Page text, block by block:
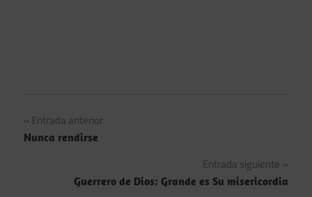
Navegación
de
entradas
Entrada anterior
Nunca rendirse
Entrada siguiente
Guerrero de Dios: Grande es Su misericordia